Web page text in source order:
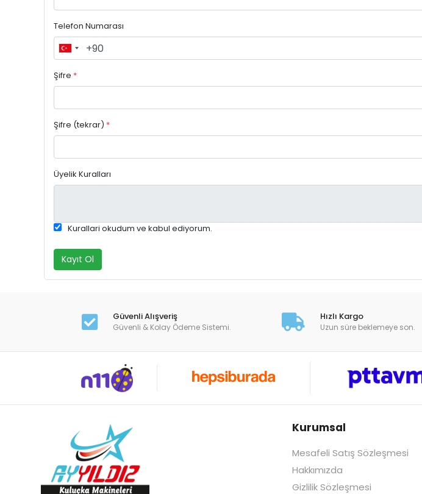
Telefon Numarası
Şifre *
Şifre (tekrar) *
Üyelik Kuralları
Kurallari okudum ve kabul ediyorum.
Kayıt Ol
Güvenli Alışveriş
Güvenli & Kolay Ödeme Sistemi.
Hızlı Kargo
Uzun süre beklemeye son.
Kurumsal
Mesafeli Satış Sözleşmesi
Hakkımızda
Gizlilik Sözleşmesi